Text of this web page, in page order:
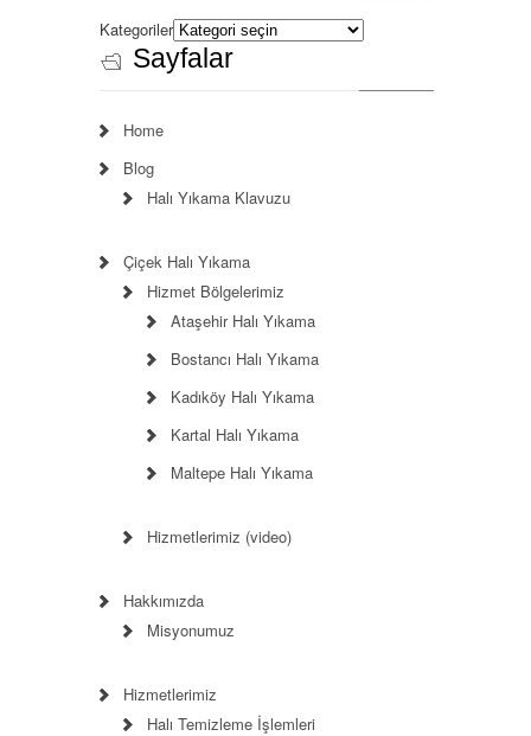
Kategoriler
Sayfalar
Home
Blog
Halı Yıkama Klavuzu
Çiçek Halı Yıkama
Hizmet Bölgelerimiz
Ataşehir Halı Yıkama
Bostancı Halı Yıkama
Kadıköy Halı Yıkama
Kartal Halı Yıkama
Maltepe Halı Yıkama
Hizmetlerimiz (video)
Hakkımızda
Misyonumuz
Hizmetlerimiz
Halı Temizleme İşlemleri